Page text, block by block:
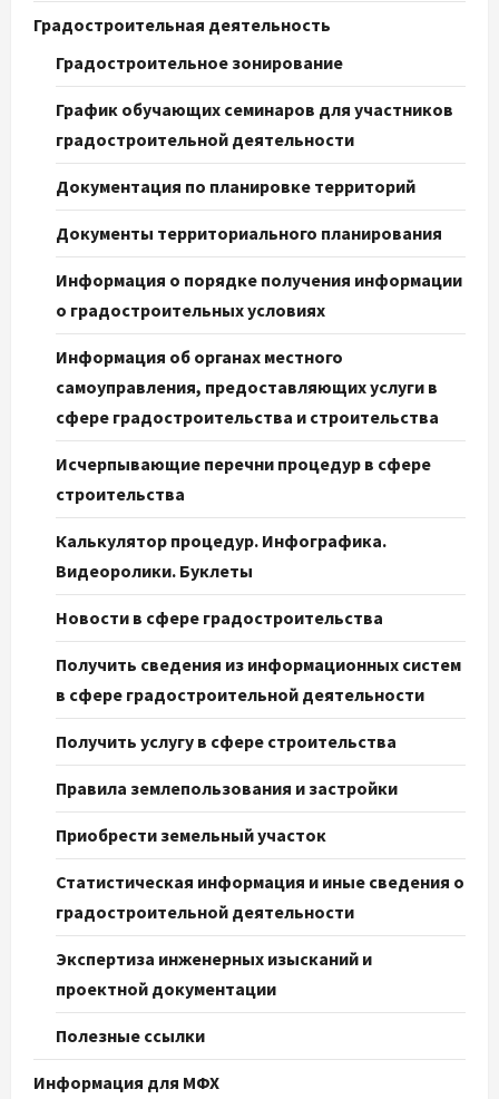
Градостроительная деятельность
Градостроительное зонирование
График обучающих семинаров для участников
градостроительной деятельности
Документация по планировке территорий
Документы территориального планирования
Информация о порядке получения информации
о градостроительных условиях
Информация об органах местного
самоуправления, предоставляющих услуги в
сфере градостроительства и строительства
Исчерпывающие перечни процедур в сфере
строительства
Калькулятор процедур. Инфографика.
Видеоролики. Буклеты
Новости в сфере градостроительства
Получить сведения из информационных систем
в сфере градостроительной деятельности
Получить услугу в сфере строительства
Правила землепользования и застройки
Приобрести земельный участок
Статистическая информация и иные сведения о
градостроительной деятельности
Экспертиза инженерных изысканий и
проектной документации
Полезные ссылки
Информация для МФХ